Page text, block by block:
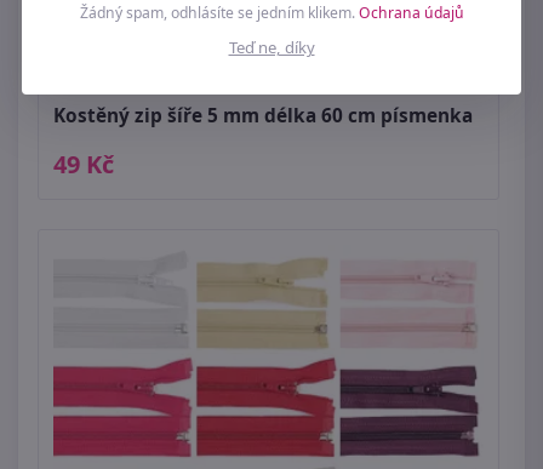
Kostěný zip šíře 5 mm délka 60 cm písmenka
49 Kč
Žádný spam, odhlásíte se jedním klikem.Ochrana údajů
Teď ne, díky